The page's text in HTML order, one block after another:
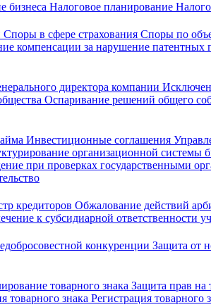
бизнеса Налоговое планирование
Споры в сфере страхования Споры по
компенсации за нарушение патентных
директора компании
Оспаривание решений общего
Инвестиционные соглашения
организационной системы
при проверках государственными
кредиторов Обжалование действий
к субсидиарной ответственности
конкуренции Защита от
товарного знака Защита прав на
товарного знака Регистрация товарного